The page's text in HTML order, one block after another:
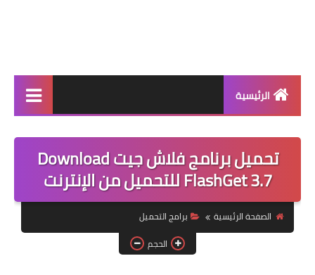
الرئيسية
تحميل العاب
برامج والعاب اندرويد
برامج الماك MAC
تحميل برنامج فلاش جيت Download
FlashGet 3.7 للتحميل من الإنترنت
الصفحة الرئيسية
برامج التحميل
الحجم